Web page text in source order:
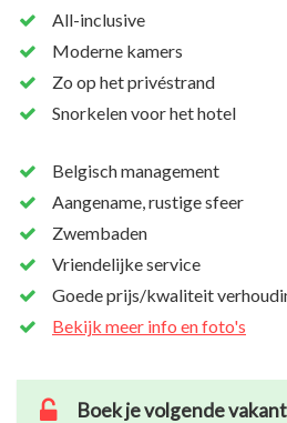
All-inclusive
Moderne kamers
Zo op het privéstrand
Snorkelen voor het hotel
Belgisch management
Aangename, rustige sfeer
Zwembaden
Vriendelijke service
Goede prijs/kwaliteit
Bekijk meer info en foto's
Boek je volgende